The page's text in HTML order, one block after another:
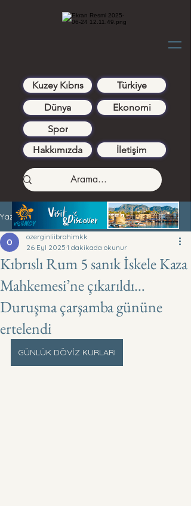
Kuzey Kıbrıs
Türkiye
Dünya
Ekonomi
Spor
Hakkımızda
İletişim
Yazı
Kıbrıslı Rum 5 sanık İskele Kaza
Mahkemesi’ne çıkarıldı…
Duruşma çarşamba gününe
ertelendi
ozerginliibrahimkk
26 Eyl 2025 1 dakikada okunur
GÜNLÜK DÖVİZ KURLARI